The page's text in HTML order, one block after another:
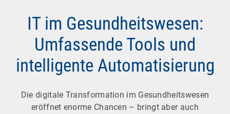
IT im Gesundheitswesen:
Umfassende Tools und
intelligente Automatisierung
Die digitale Transformation im Gesundheitswesen
eröffnet enorme Chancen – bringt aber auch